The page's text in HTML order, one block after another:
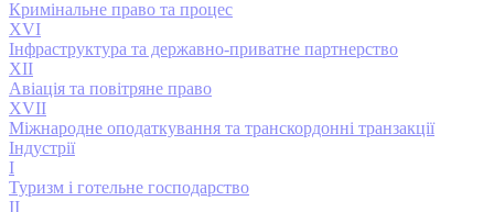
Кримінальне право та процес
XVI
Інфраструктура та державно-приватне партнерство
XII
Авіація та повітряне право
XVII
Міжнародне оподаткування та транскордонні транзакції
Індустрії
I
Туризм і готельне господарство
II
та за кордоном
Підписуйтесь, щоб не пропустити важливе